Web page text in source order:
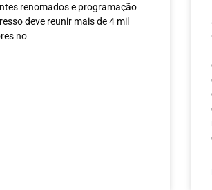
renomados e programação
deve reunir mais de 4 mil
no